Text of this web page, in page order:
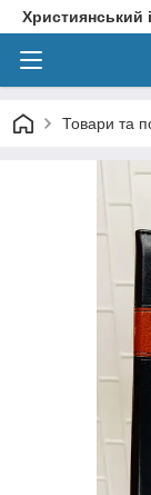
Християнський
Товари та